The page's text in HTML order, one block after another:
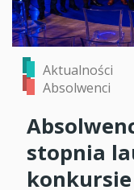
Aktualności
Absolwenci
stopnia
konkursie